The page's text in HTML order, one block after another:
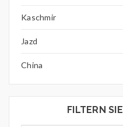
Kaschmir
Jazd
China
FILTERN